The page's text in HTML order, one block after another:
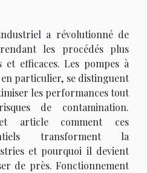
a révolutionné de
les procédés plus
efficaces. Les pompes à
en particulier, se distinguent
les performances tout
de contamination.
article comment ces
transforment la
et pourquoi il devient
de près. Fonctionnement